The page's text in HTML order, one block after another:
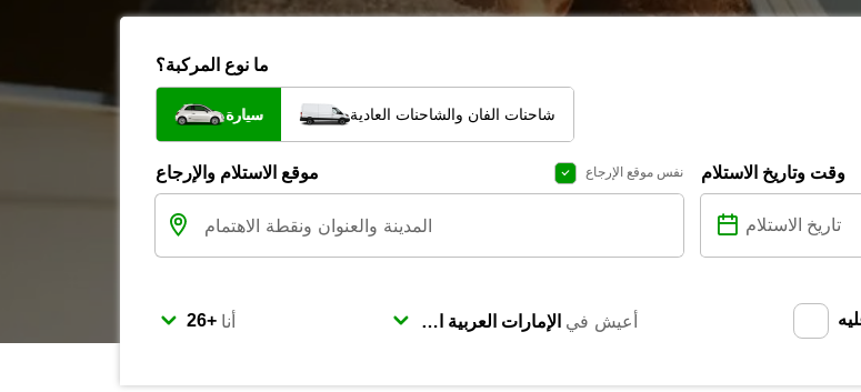
ما نوع المركبة؟
سيارة شاحنات الفان والشاحنات العادية
موقع الاستلام والإرجاع نفس موقع الإرجاع وقت وتاريخ الاستلام
أنا أعيش في